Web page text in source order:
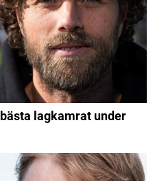
lagkamrat under